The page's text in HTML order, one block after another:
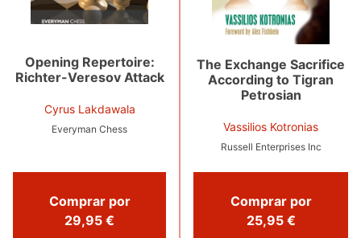
Opening Repertoire:
Richter-Veresov Attack
Cyrus Lakdawala
Everyman Chess
Comprar por
29,95 €
The Exchange Sacrifice
According to Tigran
Petrosian
Vassilios Kotronias
Russell Enterprises Inc
Comprar por
25,95 €